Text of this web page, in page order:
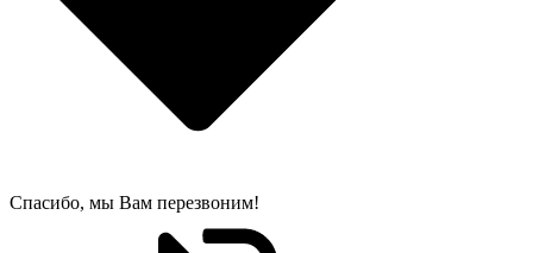
Спасибо, мы Вам перезвоним!